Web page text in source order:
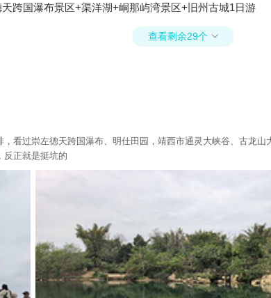
跨国瀑布景区+渠洋湖+峒那屿湾景区+旧州古城1日游
查看剩余29个 
看过崇左德天跨国瀑布、明仕田园，靖西市通灵大峡谷、古龙
反正就是挺坑的